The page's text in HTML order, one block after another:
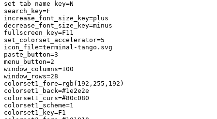
set_tab_name_key=N
search_key=F
increase_font_size_key=plus
decrease_font_size_key=minus
fullscreen_key=F11
set_colorset_accelerator=5
icon_file=terminal-tango.svg
paste_button=3
menu_button=2
window_columns=100
window_rows=28
colorset1_fore=rgb(192,255,192)
colorset1_back=#1e2e2e
colorset1_curs=#80c080
colorset1_scheme=1
colorset1_key=F1